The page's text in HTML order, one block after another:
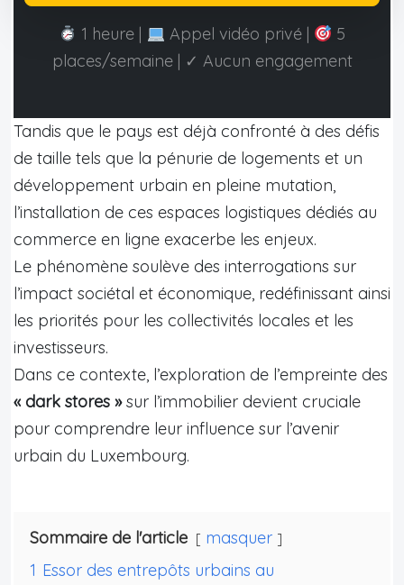
1 heure | Appel vidéo privé |
5
places/semaine | ✓ Aucun engagement
Tandis que le pays est déjà confronté à des défis
de taille tels que la pénurie de logements et un
développement urbain en pleine mutation,
l’installation de ces espaces logistiques dédiés au
commerce en ligne exacerbe les enjeux.
Le phénomène soulève des interrogations sur
l’impact sociétal et économique, redéfinissant ainsi
les priorités pour les collectivités locales et les
investisseurs.
Dans ce contexte, l’exploration de l’empreinte des
« dark stores »sur l’immobilier devient cruciale
pour comprendre leur influence sur l’avenir
urbain du Luxembourg.
Sommaire de l'article
masquer
1 Essor des entrepôts urbains au